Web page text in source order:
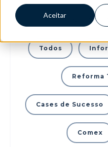
Aceitar
Comércio Exterior
simples
Todos
Reforma
Cases de Sucesso
Comex